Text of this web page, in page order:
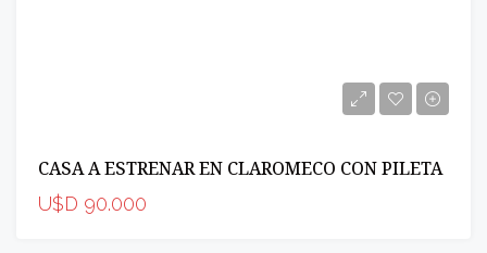
CASA A ESTRENAR EN CLAROMECO CON PILETA
U$D 90.000